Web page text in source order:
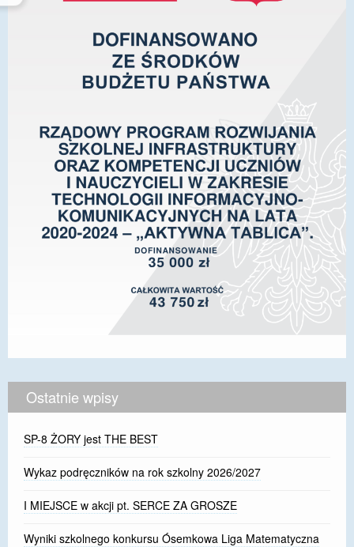
Ostatnie wpisy
SP-8 ŻORY jest THE BEST
Wykaz podręczników na rok szkolny 2026/2027
I MIEJSCE w akcji pt. SERCE ZA GROSZE
Wyniki szkolnego konkursu Ósemkowa Liga Matematyczna